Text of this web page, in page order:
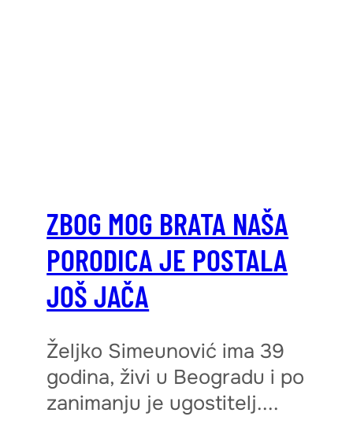
ZBOG MOG BRATA NAŠA
PORODICA JE POSTALA
JOŠ JAČA
Željko Simeunović ima 39
godina, živi u Beogradu i po
zanimanju je ugostitelj....